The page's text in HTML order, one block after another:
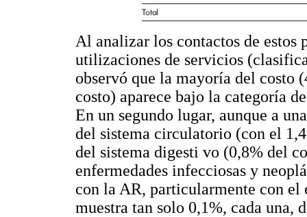
Al analizar los contactos de estos
utilizaciones de servicios
observó que la mayoría del costo
costo) aparece bajo la categoría
En un segundo lugar, aunque a
del sistema circulatorio (con el
del sistema digesti vo (0,8% del
enfermedades infecciosas y
con la AR, particularmente con el
muestra tan solo 0,1%, cada una,